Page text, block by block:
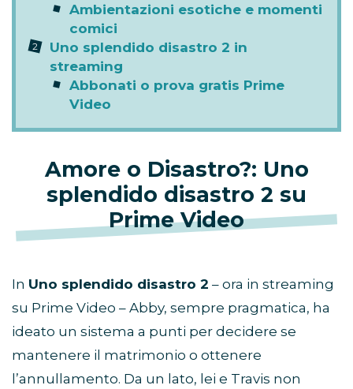
Ambientazioni esotiche e momenti
comici
Uno splendido disastro 2 in
streaming
Abbonati o prova gratis Prime
Video
Amore o Disastro?: Uno
splendido disastro 2 su
Prime Video
In Uno splendido disastro 2 – ora in streaming
su Prime Video – Abby, sempre pragmatica, ha
ideato un sistema a punti per decidere se
mantenere il matrimonio o ottenere
l’annullamento. Da un lato, lei e Travis non